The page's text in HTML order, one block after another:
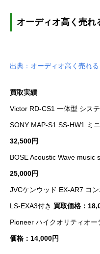
オーディオ高く売れ
出典：オーディオ高く売れ
買取実績
Victor RD-CS1 一体型 シス
SONY MAP-S1 SS-HW1 ミ
32,500円
BOSE Acoustic Wave music
25,000円
JVCケンウッド EX-AR7 コ
LS-EXA3付き 買取価格：
Pioneer ハイクオリティオ
価格：14,000円